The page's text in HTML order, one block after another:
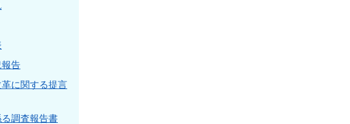
告
に関する提言
調査報告書